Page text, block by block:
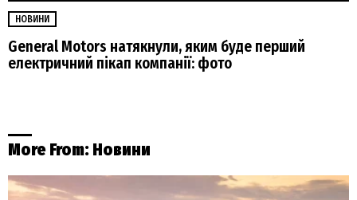
НОВИНИ
General Motors натякнули, яким буде перший
електричний пікап компанії: фото
More From: Новини